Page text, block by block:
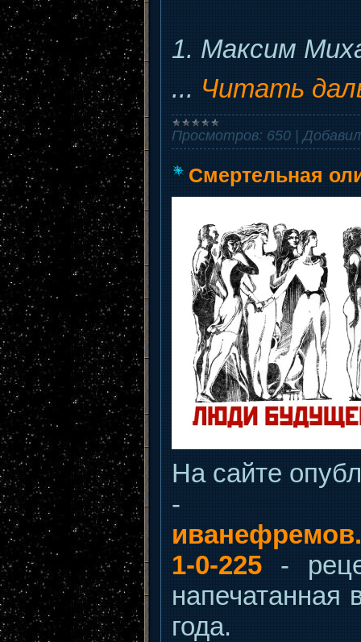
1. Максим
... Читать
Просмотров: 650 |
Смертельная
На сайте
1-0-225
-
напечатанная
года.